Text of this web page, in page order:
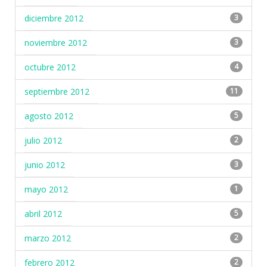
diciembre 2012 3
noviembre 2012 3
octubre 2012 4
septiembre 2012 11
agosto 2012 5
julio 2012 2
junio 2012 3
mayo 2012 1
abril 2012 5
marzo 2012 2
febrero 2012 2